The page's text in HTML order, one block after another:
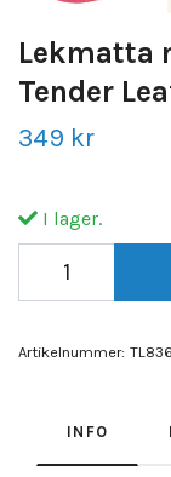
Lekmatta
Tender
349 kr
I lager.
Artikelnummer:
INFO